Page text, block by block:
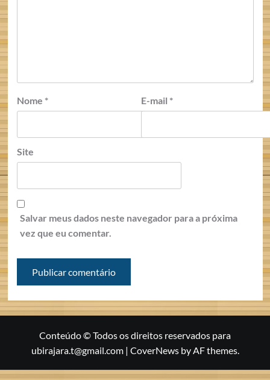
Nome * E-mail *
Site
Salvar meus dados neste navegador para a próxima
vez que eu comentar.
Conteúdo © Todos os direitos reservados para
ubirajara.t@gmail.com | CoverNewsby AF themes.